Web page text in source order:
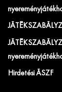
Hirdetési ÁSZF